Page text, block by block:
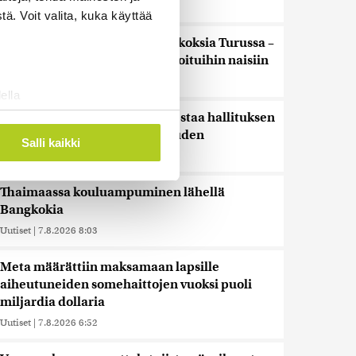
Voit valita, kuka käyttää
. Voit muuttaa
tukemiseen
alan
tietoja muihin tietoihin, joita
Salli kaikki
Uutiset
Poliisi tutkii useita seksuaalirikoksia Turussa –
kohdistuneet sattumalta valikoituihin naisiin
Keskustan Savola: Sikarutto testaa hallituksen
rajaturvallisuuden uskottavuuden
Thaimaassa kouluampuminen lähellä
Bangkokia
Uutiset | 7.8.2026 8:03
Meta määrättiin maksamaan lapsille
aiheutuneiden somehaittojen vuoksi puoli
miljardia dollaria
Uutiset | 7.8.2026 6:52